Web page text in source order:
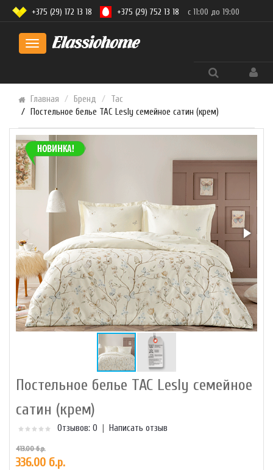
Toggle
+375 (29) 172 13 18 +375 (29) 752 13 18 с 11:00 до 19:00
Главная Бренд
Tac
Постельное белье TAC Lesly семейное сатин (крем)
Постельное белье TAC Lesly семейное
сатин (крем)
Отзывов: 0 Написать отзыв
413.00 б.р.
336.00 б.р.